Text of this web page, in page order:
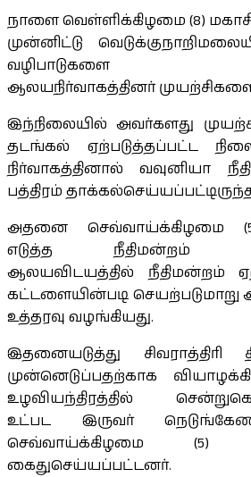
நாளை வெள்ளிக்கிழமை (8)
முன்னிட்டு
வழிபாடுகளை
ஆலயநிர்வாகத்தினர் முயற்சிகளை
இந்நிலையில் அவர்களது
தடங்கல் ஏற்படுத்தப்பட்ட
நிர்வாகத்தினால் வவுனியா
பத்திரம்
அதனை செவ்வாய்க்கிழமை
எடுத்த நீதிமன்றம்
ஆலயவிடயத்தில் நீதிமன்றம்
கட்டளையின்படி செயற்படுமாறு
உத்தரவு வழங்கியது.
இதனையடுத்து சிவராத்திரி
முன்னெடுப்பதற்காக
உழவியந்திரத்தில்
உட்பட இருவர்
செவ்வாய்க்கிழமை (5)
கைதுசெய்யப்பட்டனர்.